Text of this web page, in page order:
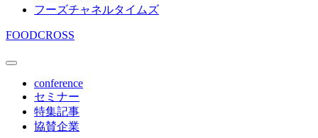
フーズチャネルタイムズ
FOODCROSS
conference
セミナー
特集記事
協賛企業